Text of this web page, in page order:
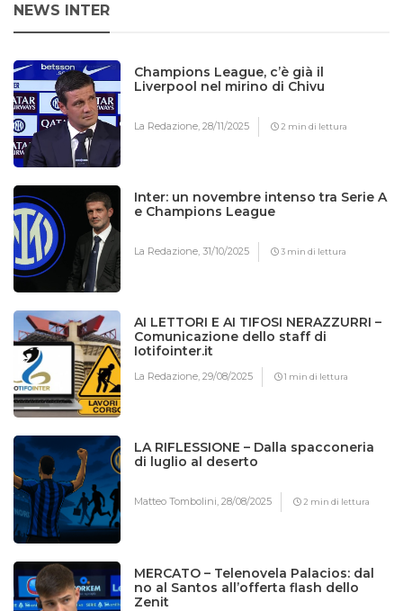
NEWS INTER
Champions League, c’è già il
Liverpool nel mirino di Chivu
La Redazione,28/11/2025 2 min di lettura
Inter: un novembre intenso tra Serie A
e Champions League
La Redazione,31/10/2025 3 min di lettura
AI LETTORI E AI TIFOSI NERAZZURRI –
Comunicazione dello staff di
Iotifointer.it
La Redazione,29/08/2025 1 min di lettura
LA RIFLESSIONE – Dalla spacconeria
di luglio al deserto
Matteo Tombolini,28/08/2025 2 min di lettura
MERCATO – Telenovela Palacios: dal
no al Santos all’offerta flash dello
Zenit